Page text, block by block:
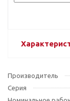
Производитель
Серия